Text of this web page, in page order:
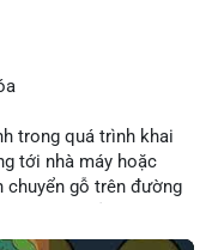
trong quá trình khai
tới nhà máy hoặc
chuyển gỗ trên đường
giúp doanh nghiệp